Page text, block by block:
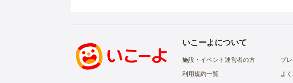
いこーよについて
施設・イベント運営者の方
プ
利用規約一覧
よ